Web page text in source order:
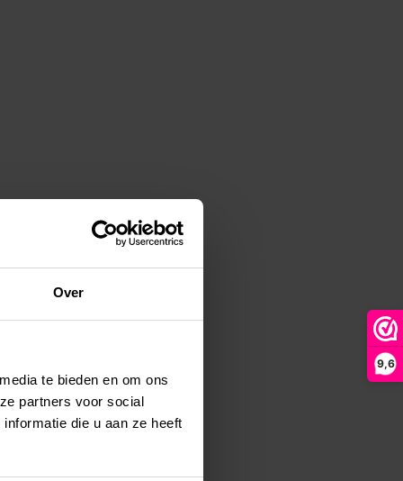
Over
te bieden en om ons
partners voor social
die u aan ze heeft
9,6